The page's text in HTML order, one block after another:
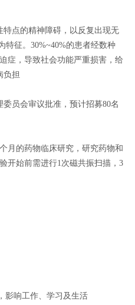
点的精神障碍，以反复出现无
特征。30%~40%的患者经数种
症，导致社会功能严重损害，给
负担
员会审议批准，预计招募80名
月的药物临床研究，研究药物和
开始前需进行1次磁共振扫描，3
影响工作、学习及生活